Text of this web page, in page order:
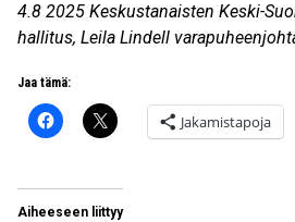
4.8 2025 Keskustanaisten Keski-
hallitus, Leila Lindell
Jaa tämä:
Jakamistapoja
Aiheeseen liittyy